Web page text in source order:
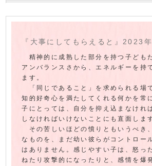
『大事にしてもらえると』2023年
精神的に成熟した部分を持つ子ども
アンバランスさから、エネルギーを持
ます。
「同じであること」を求められる場
知的好奇心を満たしてくれる何かを常
子にとっては、自分を抑え込まなけれ
しなければいけないことにも直面しま
その苦しいほどの憤りともいうべき
なものを、まだ幼い彼らがコントロー
はありません。感じやすい子は、怒っ
ねたり攻撃的になったりと、感情を爆